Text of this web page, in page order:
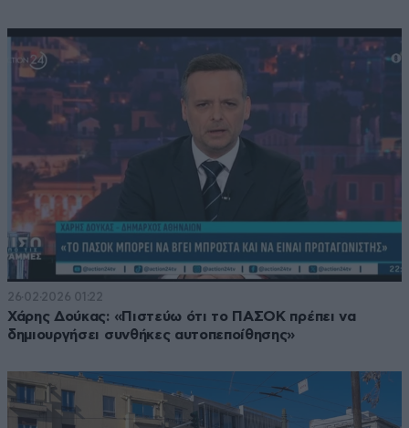
26·02·2026 01:22
Χάρης Δούκας: «Πιστεύω ότι το ΠΑΣΟΚ πρέπει να
δημιουργήσει συνθήκες αυτοπεποίθησης»